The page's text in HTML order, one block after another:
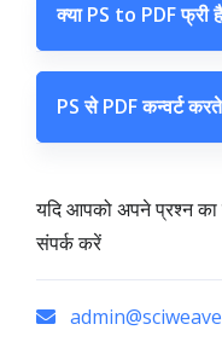
क्या PS to PDF फ्री
PS से PDF कन्वर्ट
यदि आपको अपने प्रश्न का
संपर्क करें